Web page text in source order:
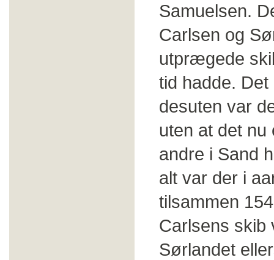
Samuelsen.
Carlsen og
utprægede
tid hadde.
desuten var
uten at det nu
andre i Sand
alt var der i
tilsammen
Carlsens skib
Sørlandet